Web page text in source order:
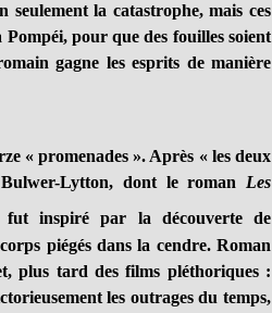
seulement la catastrophe, mais ces
pour que des fouilles soient
gagne les esprits de manière
« promenades ». Après « les deux
Lytton, dont le roman Les
fut inspiré par la découverte de
piégés dans la cendre. Roman
plus tard des films pléthoriques :
les outrages du temps,